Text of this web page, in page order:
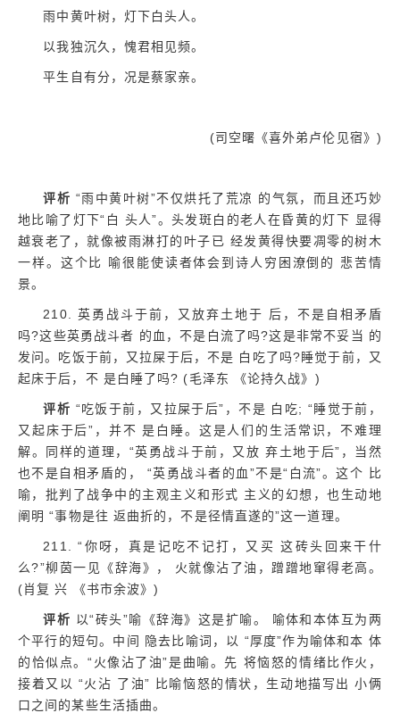
雨中黄叶树，灯下白头人。
以我独沉久，愧君相见频。
平生自有分，况是蔡家亲。
(司空曙《喜外弟卢伦见宿》)
评析 “雨中黄叶树”不仅烘托了荒凉 的气氛，而且还巧妙
地比喻了灯下“白 头人”。头发斑白的老人在昏黄的灯下 显得
越衰老了，就像被雨淋打的叶子已 经发黄得快要凋零的树木
一样。这个比 喻很能使读者体会到诗人穷困潦倒的 悲苦情
景。
210. 英勇战斗于前，又放弃土地于 后，不是自相矛盾
吗?这些英勇战斗者 的血，不是白流了吗?这是非常不妥当 的
发问。吃饭于前，又拉屎于后，不是 白吃了吗?睡觉于前，又
起床于后，不 是白睡了吗? (毛泽东 《论持久战》)
评析 “吃饭于前，又拉屎于后”，不是 白吃; “睡觉于前，
又起床于后”，并不 是白睡。这是人们的生活常识，不难理
解。同样的道理，“英勇战斗于前，又放 弃土地于后”，当然
也不是自相矛盾的， “英勇战斗者的血”不是“白流”。这个 比
喻，批判了战争中的主观主义和形式 主义的幻想，也生动地
阐明 “事物是往 返曲折的，不是径情直遂的”这一道理。
211. “你呀，真是记吃不记打，又买 这砖头回来干什
么?”柳茵一见《辞海》， 火就像沾了油，蹭蹭地窜得老高。
(肖复 兴 《书市余波》)
评析 以“砖头”喻《辞海》这是扩喻。 喻体和本体互为两
个平行的短句。中间 隐去比喻词，以 “厚度”作为喻体和本 体
的恰似点。“火像沾了油”是曲喻。先 将恼怒的情绪比作火，
接着又以 “火沾 了油” 比喻恼怒的情状，生动地描写出 小俩
口之间的某些生活插曲。